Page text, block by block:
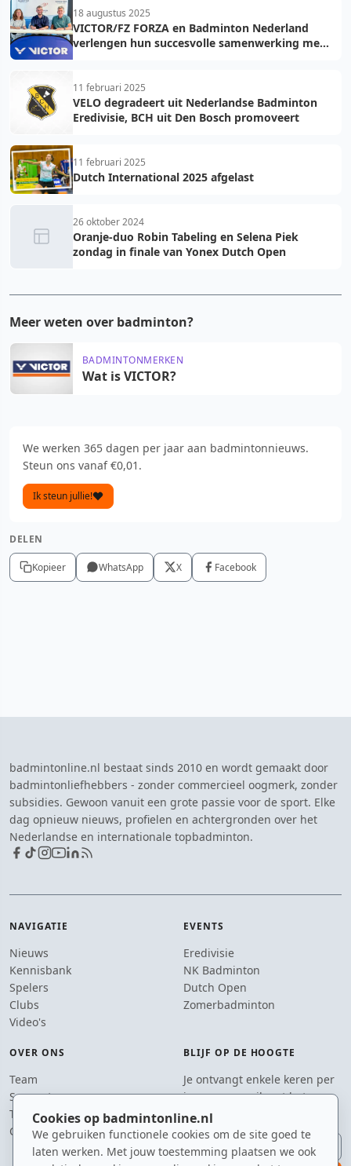
Cookies op badmintonline.nl
We gebruiken functionele cookies om de site goed te
laten werken. Met jouw toestemming plaatsen we ook
18 augustus 2025
VICTOR/FZ FORZA en Badminton Nederland
verlengen hun succesvolle samenwerking met
11 februari 2025
VELO degradeert uit Nederlandse Badminton
Eredivisie, BCH uit Den Bosch promoveert
11 februari 2025
Dutch International 2025 afgelast
26 oktober 2024
Oranje-duo Robin Tabeling en Selena Piek
zondag in finale van Yonex Dutch Open
Meer weten over badminton?
BADMINTONMERKEN
Wat is VICTOR?
We werken 365 dagen per jaar aan badmintonnieuws.
Steun ons vanaf €0,01.
Ik steun jullie!
DELEN
Kopieer WhatsApp X Facebook
badmintonline.nl bestaat sinds 2010 en wordt gemaakt door
badmintonliefhebbers - zonder commercieel oogmerk, zonder
subsidies. Gewoon vanuit een grote passie voor de sport. Elke
dag opnieuw nieuws, profielen en achtergronden over het
Nederlandse en internationale topbadminton.
NAVIGATIE
Nieuws
Kennisbank
Spelers
Clubs
Video's
EVENTS
Eredivisie
NK Badminton
Dutch Open
Zomerbadminton
OVER ONS
Team
Supporters
Tip de redactie
Contact
BLIJF OP DE HOOGTE
Je ontvangt enkele keren per
jaar een e-mail met het
laatste badmintonnieuws.
E-mailadres